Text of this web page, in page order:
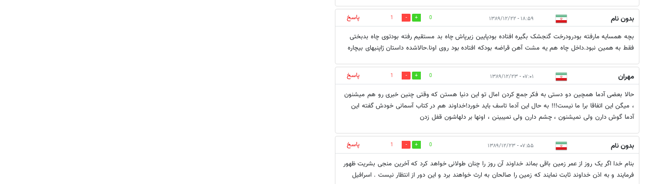
بدون نام ۱۸:۵۹ - ۱۳۸۹/۱۲/۲۲ 0
1
پاسخ
بچه همسایه مارفته بودرودرخت گنجشک بگیره افتاده بودپایین زیرپاش چاه بد مستقیم رفته بودتوی چاه بدبختی
فقط به همین نبود.داخل چاه هم یه مشت آهن قراضه بودکه افتاده بود روی اونا.حالاشده داستان ژاپنیهای بیچاره
مهران ۰۷:۰۱ - ۱۳۸۹/۱۲/۲۳ 0
1
پاسخ
حالا بعضی آدما همچین دو دستی به فکر جمع کردن امال تو این دنیا هستن که وقتی چنین خبری رو هم میشنون
، میگن این اتفاقا برا ما نیست!!! به حال این آدما تاسف باید خورد!خداوند هم در کتاب آسمانی خودش گفته این
آدما گوش دارن ولی نمیشنون ، چشم دارن ولی نمیبینن ، اونها بر دلهاشون قفل زدن
بدون نام ۰۷:۵۵ - ۱۳۸۹/۱۲/۲۳ 0
1
پاسخ
بنام خدا اگر یک روز از عمر زمین باقی بماند خداوند آن روز را چنان طولانی خواهد کرد که آخرین منجی بشریت ظهور
فرمایند و به اذن خداوند ثابت نمایند که زمین را صالحان به ارث خواهند برد و این دور از انتظار نیست . اسرافیل